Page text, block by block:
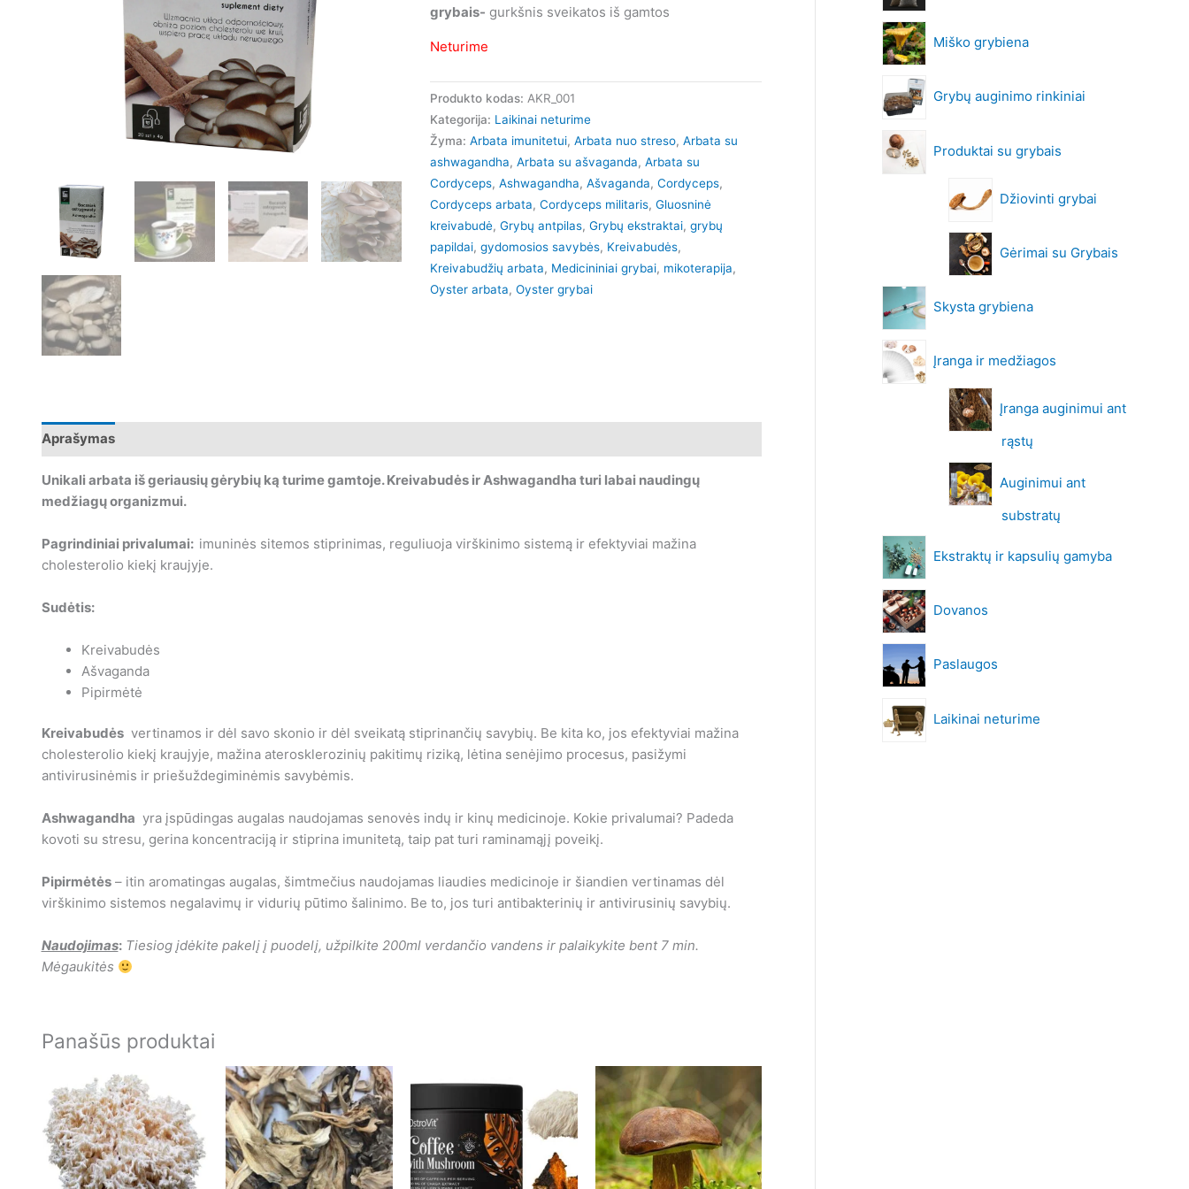
grybais- gurkšnis sveikatos iš gamtos
Neturime
Produkto kodas:AKR_001
Kategorija: Laikinai neturime
Žyma:Arbata imunitetui,Arbata nuo streso,Arbata su
ashwagandha,Arbata su ašvaganda,Arbata su
Cordyceps,Ashwagandha,Ašvaganda,Cordyceps,
Cordyceps arbata,Cordyceps militaris,Gluosninė
kreivabudė,Grybų antpilas,Grybų ekstraktai,grybų
papildai,gydomosios savybės, Kreivabudės,
Kreivabudžių arbata, Medicininiai grybai, mikoterapija,
Oyster arbata,Oyster grybai
Aprašymas
Unikali arbata iš geriausių gėrybių ką turime gamtoje. Kreivabudės ir Ashwagandha turi labai naudingų
medžiagų organizmui.
Pagrindiniai privalumai: imuninės sitemos stiprinimas, reguliuoja virškinimo sistemą ir efektyviai mažina
cholesterolio kiekį kraujyje.
Sudėtis:
Kreivabudės
Ašvaganda
Pipirmėtė
Kreivabudėsvertinamos ir dėl savo skonio ir dėl sveikatą stiprinančių savybių. Be kita ko, jos efektyviai mažina
cholesterolio kiekį kraujyje, mažina aterosklerozinių pakitimų riziką, lėtina senėjimo procesus, pasižymi
antivirusinėmis ir priešuždegiminėmis savybėmis.
Ashwagandha yra įspūdingas augalas naudojamas senovės indų ir kinų medicinoje. Kokie privalumai? Padeda
kovoti su stresu, gerina koncentraciją ir stiprina imunitetą, taip pat turi raminamąjį poveikį.
Pipirmėtės– itin aromatingas augalas, šimtmečius naudojamas liaudies medicinoje ir šiandien vertinamas dėl
virškinimo sistemos negalavimų ir vidurių pūtimo šalinimo. Be to, jos turi antibakterinių ir antivirusinių savybių.
Naudojimas: Tiesiog įdėkite pakelį į puodelį, užpilkite 200ml verdančio vandens ir palaikykite bent 7 min.
Mėgaukitės
Panašūs produktai
Price
range:
€9.90
through
€200.00
This
product
has
multiple
variants.
The
Miško grybiena
Grybų auginimo rinkiniai
Produktai su grybais
Džiovinti grybai
Gėrimai su Grybais
Skysta grybiena
Įranga ir medžiagos
Įranga auginimui ant
rąstų
Auginimui ant
substratų
Ekstraktų ir kapsulių gamyba
Dovanos
Paslaugos
Laikinai neturime